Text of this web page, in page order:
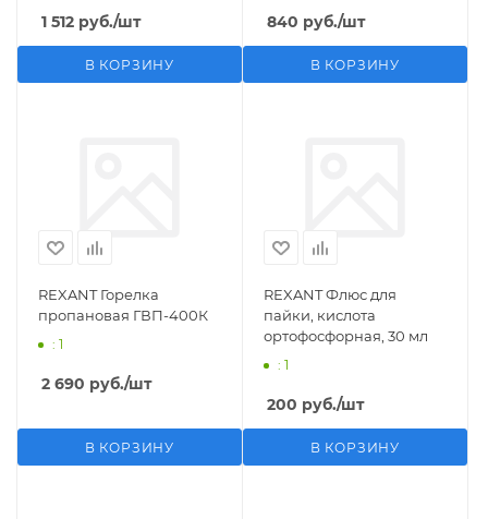
1 512 руб./шт
В КОРЗИНУ
840 руб./шт
В КОРЗИНУ
REXANT Горелка
пропановая ГВП-400К
: 1
2 690 руб./шт
В КОРЗИНУ
REXANT Флюс для
пайки, кислота
ортофосфорная, 30 мл
: 1
200 руб./шт
В КОРЗИНУ